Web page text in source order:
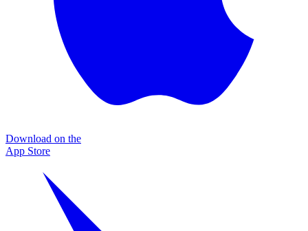
Download on the
App Store